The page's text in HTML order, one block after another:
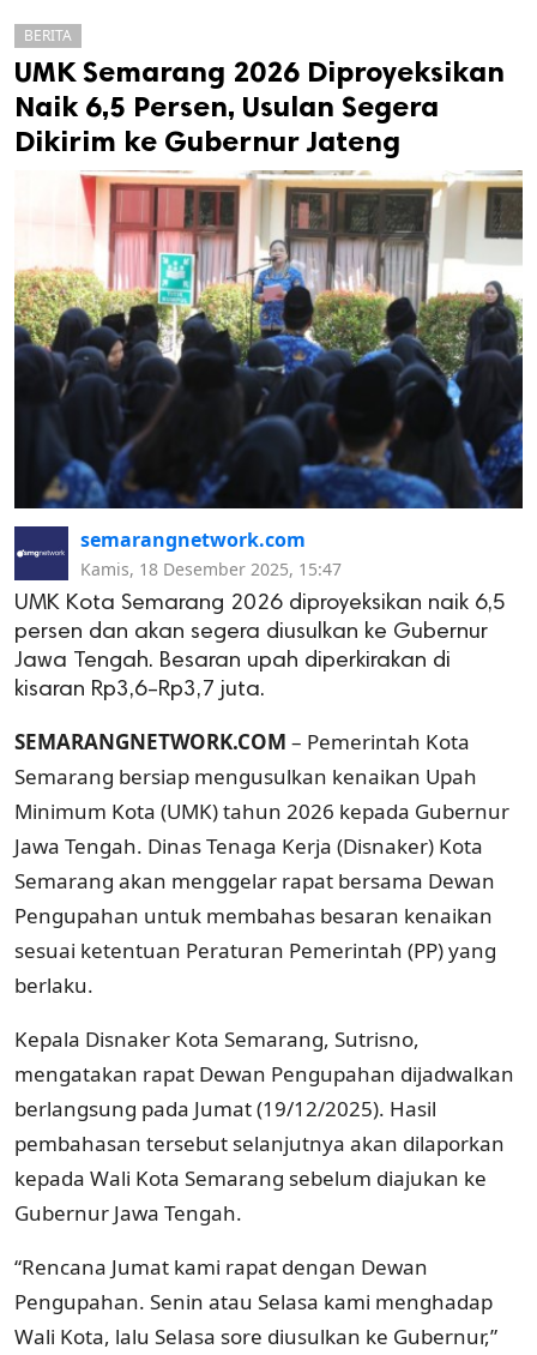
cipta.
BERITA
UMK Semarang 2026 Diproyeksikan
Naik 6,5 Persen, Usulan Segera
Dikirim ke Gubernur Jateng
semarangnetwork.com
Kamis, 18 Desember 2025, 15:47
UMK Kota Semarang 2026 diproyeksikan naik 6,5
persen dan akan segera diusulkan ke Gubernur
Jawa Tengah. Besaran upah diperkirakan di
kisaran Rp3,6–Rp3,7 juta.
SEMARANGNETWORK.COM – Pemerintah Kota
Semarang bersiap mengusulkan kenaikan Upah
Minimum Kota (UMK) tahun 2026 kepada Gubernur
Jawa Tengah. Dinas Tenaga Kerja (Disnaker) Kota
Semarang akan menggelar rapat bersama Dewan
Pengupahan untuk membahas besaran kenaikan
sesuai ketentuan Peraturan Pemerintah (PP) yang
berlaku.
Kepala Disnaker Kota Semarang, Sutrisno,
mengatakan rapat Dewan Pengupahan dijadwalkan
berlangsung pada Jumat (19/12/2025). Hasil
pembahasan tersebut selanjutnya akan dilaporkan
kepada Wali Kota Semarang sebelum diajukan ke
Gubernur Jawa Tengah.
“Rencana Jumat kami rapat dengan Dewan
Pengupahan. Senin atau Selasa kami menghadap
Wali Kota, lalu Selasa sore diusulkan ke Gubernur,”